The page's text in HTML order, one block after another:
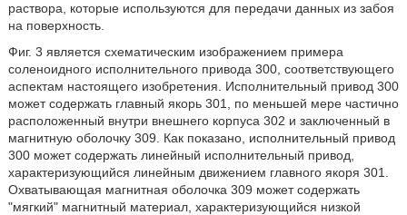
раствора, которые используются для передачи данных из забоя
на поверхность.
Фиг. 3 является схематическим изображением примера
соленоидного исполнительного привода 300, соответствующего
аспектам настоящего изобретения. Исполнительный привод 300
может содержать главный якорь 301, по меньшей мере частично
расположенный внутри внешнего корпуса 302 и заключенный в
магнитную оболочку 309. Как показано, исполнительный привод
300 может содержать линейный исполнительный привод,
характеризующийся линейным движением главного якоря 301.
Охватывающая магнитная оболочка 309 может содержать
"мягкий" магнитный материал, характеризующийся низкой